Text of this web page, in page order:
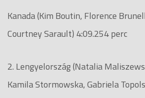
Kanada (Kim Boutin, Florence
Courtney Sarault) 4:09.254 perc
2. Lengyelország (Natalia
Kamila Stormowska, Gabriela